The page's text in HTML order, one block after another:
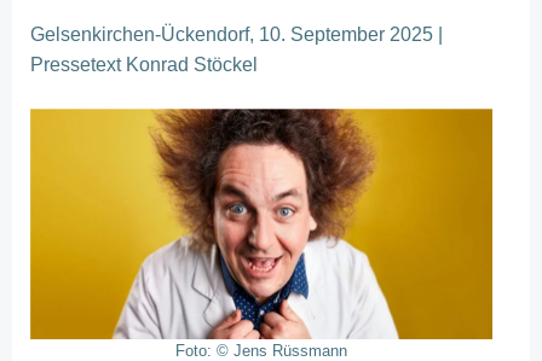
Gelsenkirchen-Ückendorf, 10. September 2025 |
Pressetext Konrad Stöckel
Foto: © Jens Rüssmann